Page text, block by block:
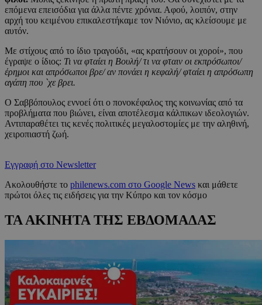
επόμενα επεισόδια για άλλα πέντε χρόνια. Αφού, λοιπόν, στην
αρχή του κειμένου επικαλεστήκαμε τον Νιόνιο, ας κλείσουμε με
αυτόν.
Με στίχους από το ίδιο τραγούδι, «ας κρατήσουν οι χοροί», που
έγραψε ο ίδιος: Τι να φταίει η Bουλή/ τι να φταιν οι εκπρόσωποι/
έρημοι και απρόσωποι βρε/ αν πονάει η κεφαλή/ φταίει η απρόσωπη
αγάπη που `χε βρει.
Ο Σαββόπουλος εννοεί ότι ο πονοκέφαλος της κοινωνίας από τα
προβλήματα που βιώνει, είναι αποτέλεσμα κάλπικων ιδεολογιών.
Αντιπαραθέτει τις κενές πολιτικές μεγαλοστομίες με την αληθινή,
χειροπιαστή ζωή.
Εγγραφή στο Newsletter
Ακολουθήστε το philenews.com στο Google News και μάθετε
πρώτοι όλες τις ειδήσεις για την Κύπρο και τον κόσμο
ΤΑ ΑΚΙΝΗΤΑ ΤΗΣ ΕΒΔΟΜΑΔΑΣ